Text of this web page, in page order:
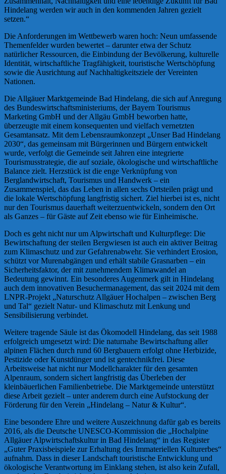
Hindelang werden wir auch in den kommenden Jahren gezielt
setzen.“
Die Anforderungen im Wettbewerb waren hoch: Neun umfassende
Themenfelder wurden bewertet – darunter etwa der Schutz
natürlicher Ressourcen, die Einbindung der Bevölkerung, kulturelle
Identität, wirtschaftliche Tragfähigkeit, touristische Wertschöpfung
sowie die Ausrichtung auf Nachhaltigkeitsziele der Vereinten
Nationen.
Die Allgäuer Marktgemeinde Bad Hindelang, die sich auf Anregung
des Bundeswirtschaftsministeriums, der Bayern Tourismus
Marketing GmbH und der Allgäu GmbH beworben hatte,
überzeugte mit einem konsequenten und vielfach vernetzten
Gesamtansatz. Mit dem Lebensraumkonzept „Unser Bad Hindelang
2030“, das gemeinsam mit Bürgerinnen und Bürgern entwickelt
wurde, verfolgt die Gemeinde seit Jahren eine integrierte
Tourismusstrategie, die auf soziale, ökologische und wirtschaftliche
Balance zielt. Herzstück ist die enge Verknüpfung von
Berglandwirtschaft, Tourismus und Handwerk – ein
Zusammenspiel, das das Leben in allen sechs Ortsteilen prägt und
die lokale Wertschöpfung langfristig sichert. Ziel hierbei ist es, nicht
nur den Tourismus dauerhaft weiterzuentwickeln, sondern den Ort
als Ganzes – für Gäste auf Zeit ebenso wie für Einheimische.
Doch es geht nicht nur um Alpwirtschaft und Kulturpflege: Die
Bewirtschaftung der steilen Bergwiesen ist auch ein aktiver Beitrag
zum Klimaschutz und zur Gefahrenabwehr. Sie verhindert Erosion,
schützt vor Murenabgängen und erhält stabile Grasnarben – ein
Sicherheitsfaktor, der mit zunehmendem Klimawandel an
Bedeutung gewinnt. Ein besonderes Augenmerk gilt in Hindelang
auch dem innovativen Besuchermanagement, das seit 2024 mit dem
LNPR-Projekt „Naturschutz Allgäuer Hochalpen – zwischen Berg
und Tal“ gezielt Natur- und Klimaschutz mit Lenkung und
Sensibilisierung verbindet.
Weitere tragende Säule ist das Ökomodell Hindelang, das seit 1988
erfolgreich umgesetzt wird: Die naturnahe Bewirtschaftung aller
alpinen Flächen durch rund 60 Bergbauern erfolgt ohne Herbizide,
Pestizide oder Kunstdünger und ist gentechnikfrei. Diese
Arbeitsweise hat nicht nur Modellcharakter für den gesamten
Alpenraum, sondern sichert langfristig das Überleben der
kleinbäuerlichen Familienbetriebe. Die Marktgemeinde unterstützt
diese Arbeit gezielt – unter anderem durch eine Aufstockung der
Förderung für den Verein „Hindelang – Natur & Kultur“.
Eine besondere Ehre und weitere Auszeichnung dafür gab es bereits
2016, als die Deutsche UNESCO-Kommission die „Hochalpine
Allgäuer Alpwirtschaftskultur in Bad Hindelang“ in das Register
„Guter Praxisbeispiele zur Erhaltung des Immateriellen Kulturerbes“
aufnahm. Dass in dieser Landschaft touristische Entwicklung und
ökologische Verantwortung im Einklang stehen, ist also kein Zufall,